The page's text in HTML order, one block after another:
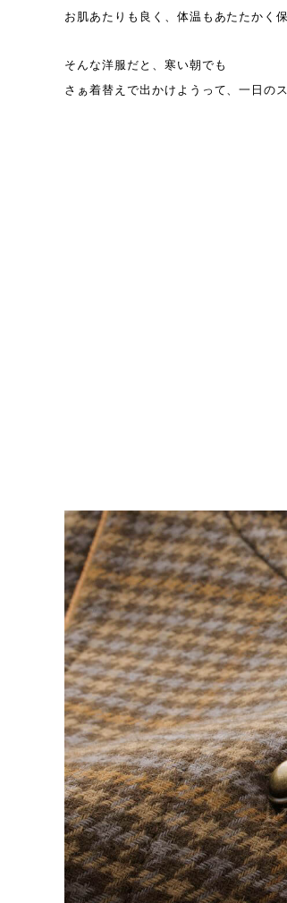
お肌あたりも良く、体温もあたたかく
そんな洋服だと、寒い朝でも
さぁ着替えで出かけようって、一日の